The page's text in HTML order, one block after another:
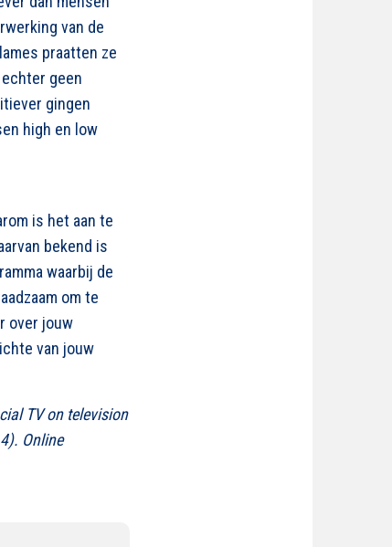
van de
praatten ze
geen
gingen
high en low
is het aan te
bekend is
waarbij de
om te
over jouw
van jouw
TV on television
Online